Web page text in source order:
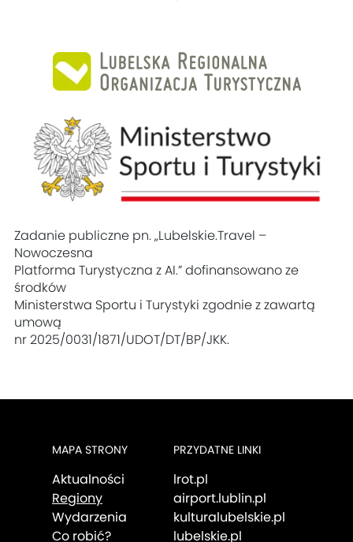
Zadanie publiczne pn. „Lubelskie.Travel –
Nowoczesna
Platforma Turystyczna z AI.” dofinansowano ze
środków
Ministerstwa Sportu i Turystyki zgodnie z zawartą
umową
nr 2025/0031/1871/UDOT/DT/BP/JKK.
MAPA STRONY
Aktualności
Regiony
Wydarzenia
Co robić?
PRZYDATNE LINKI
lrot.pl
airport.lublin.pl
kulturalubelskie.pl
lubelskie.pl